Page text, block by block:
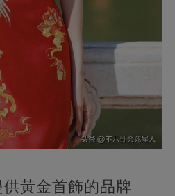
黃金首飾的品牌